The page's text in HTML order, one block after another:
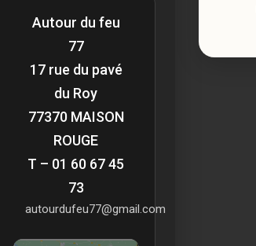
Autour du feu
77
17 rue du pavé
du Roy
77370 MAISON
ROUGE
T – 01 60 67 45
73
autourdufeu77@gmail.com